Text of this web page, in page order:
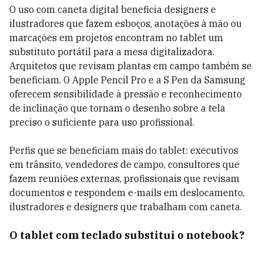
O uso com caneta digital beneficia designers e
ilustradores que fazem esboços, anotações à mão ou
marcações em projetos encontram no tablet um
substituto portátil para a mesa digitalizadora.
Arquitetos que revisam plantas em campo também se
beneficiam. O Apple Pencil Pro e a S Pen da Samsung
oferecem sensibilidade à pressão e reconhecimento
de inclinação que tornam o desenho sobre a tela
preciso o suficiente para uso profissional.
Perfis que se beneficiam mais do tablet: executivos
em trânsito, vendedores de campo, consultores que
fazem reuniões externas, profissionais que revisam
documentos e respondem e-mails em deslocamento,
ilustradores e designers que trabalham com caneta.
O tablet com teclado substitui o notebook?